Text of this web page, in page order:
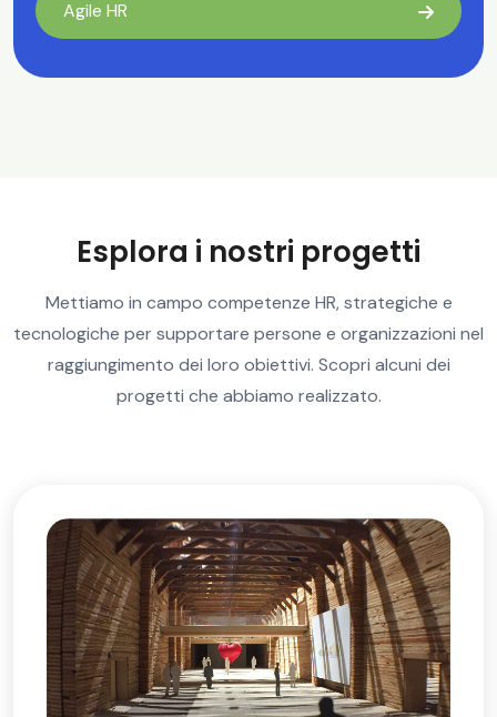
Agile HR
Esplora i nostri progetti
Mettiamo in campo competenze HR, strategiche e
tecnologiche per supportare persone e organizzazioni nel
raggiungimento dei loro obiettivi. Scopri alcuni dei
progetti che abbiamo realizzato.